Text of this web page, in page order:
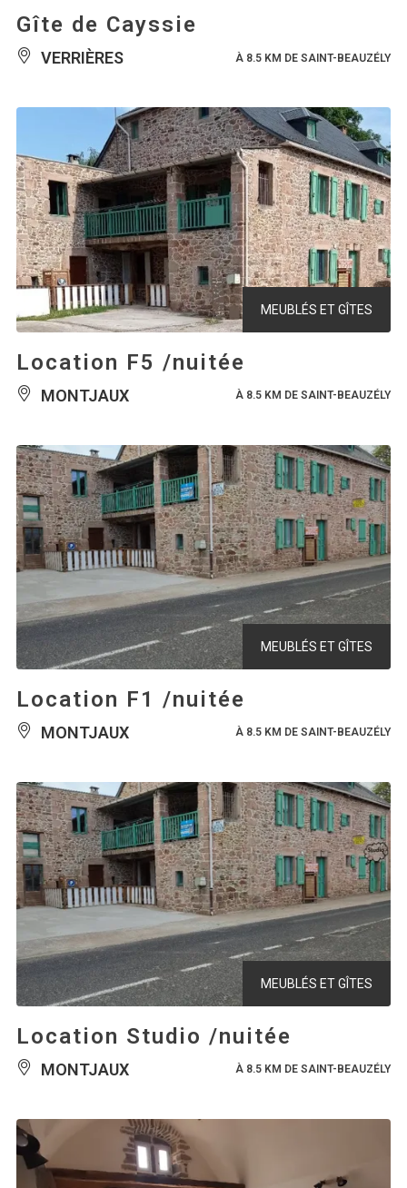
Gîte de Cayssie
VERRIÈRES À 8.5 KM DE SAINT-BEAUZÉLY
MEUBLÉS ET GÎTES
Location F5 /nuitée
MONTJAUX À 8.5 KM DE SAINT-BEAUZÉLY
MEUBLÉS ET GÎTES
Location F1 /nuitée
MONTJAUX À 8.5 KM DE SAINT-BEAUZÉLY
MEUBLÉS ET GÎTES
Location Studio /nuitée
MONTJAUX À 8.5 KM DE SAINT-BEAUZÉLY